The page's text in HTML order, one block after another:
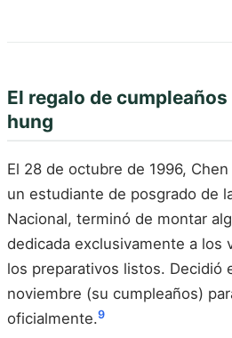
El regalo de
hung
El 28 de octubre de 1996,
un estudiante de posgrado de
Nacional, terminó de montar
dedicada exclusivamente a los
los preparativos listos. Decidió
noviembre (su cumpleaños)
oficialmente.9